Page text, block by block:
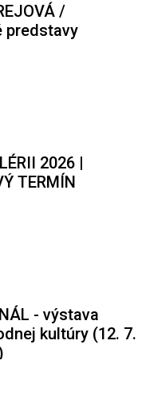
/
predstavy
2026 |
TERMÍN
- výstava
kultúry (12. 7.